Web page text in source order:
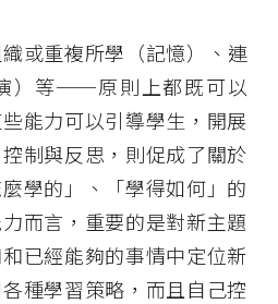
或重複所學（記憶）、連
）等──原則上都既可以
能力可以引導學生，開展
制與反思，則促成了關於
麼學的」、「學得如何」的
而言，重要的是對新主題
已經能夠的事情中定位新
種學習策略，而且自己控